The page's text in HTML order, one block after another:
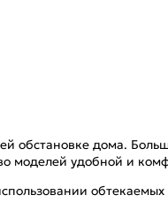
обстановке дома.
моделей удобной и